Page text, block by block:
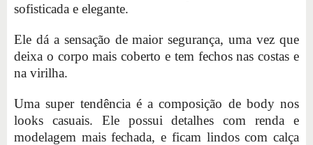
sofisticada e elegante.
Ele dá a sensação de maior segurança, uma vez que
deixa o corpo mais coberto e tem fechos nas costas e
na virilha.
Uma super tendência é a composição de body nos
looks casuais. Ele possui detalhes com renda e
modelagem mais fechada, e ficam lindos com calça